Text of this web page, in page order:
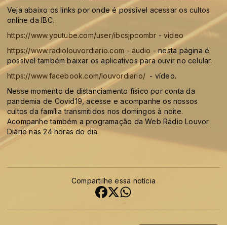
Veja abaixo os links por onde é possível acessar os cultos
online da IBC.
https://www.youtube.com/user/ibcsjpcombr - vídeo
https://www.radiolouvordiario.com - áudio -nesta página é
possível também baixar os aplicativos para ouvir no celular.
https://www.facebook.com/louvordiario/- vídeo.
Nesse momento de distanciamento físico por conta da
pandemia de Covid19, acesse e acompanhe os nossos
cultos da família transmitidos nos domingos à noite.
Acompanhe também a programação da Web Rádio Louvor
Diário nas 24 horas do dia.
Compartilhe essa notícia